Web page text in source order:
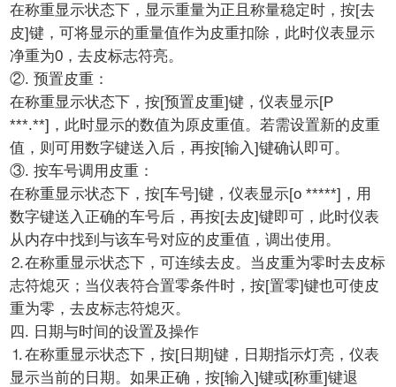
在称重显示状态下，显示重量为正且称量稳定时，按[去
皮]键，可将显示的重量值作为皮重扣除，此时仪表显示
净重为0，去皮标志符亮。
②. 预置皮重：
在称重显示状态下，按[预置皮重]键，仪表显示[P
***.**]，此时显示的数值为原皮重值。若需设置新的皮重
值，则可用数字键送入后，再按[输入]键确认即可。
③. 按车号调用皮重：
在称重显示状态下，按[车号]键，仪表显示[o *****]，用
数字键送入正确的车号后，再按[去皮]键即可，此时仪表
从内存中找到与该车号对应的皮重值，调出使用。
⒉在称重显示状态下，可连续去皮。当皮重为零时去皮标
志符熄灭；当仪表符合置零条件时，按[置零]键也可使皮
重为零，去皮标志符熄灭。
四. 日期与时间的设置及操作
⒈在称重显示状态下，按[日期]键，日期指示灯亮，仪表
显示当前的日期。如果正确，按[输入]键或[称重]键退